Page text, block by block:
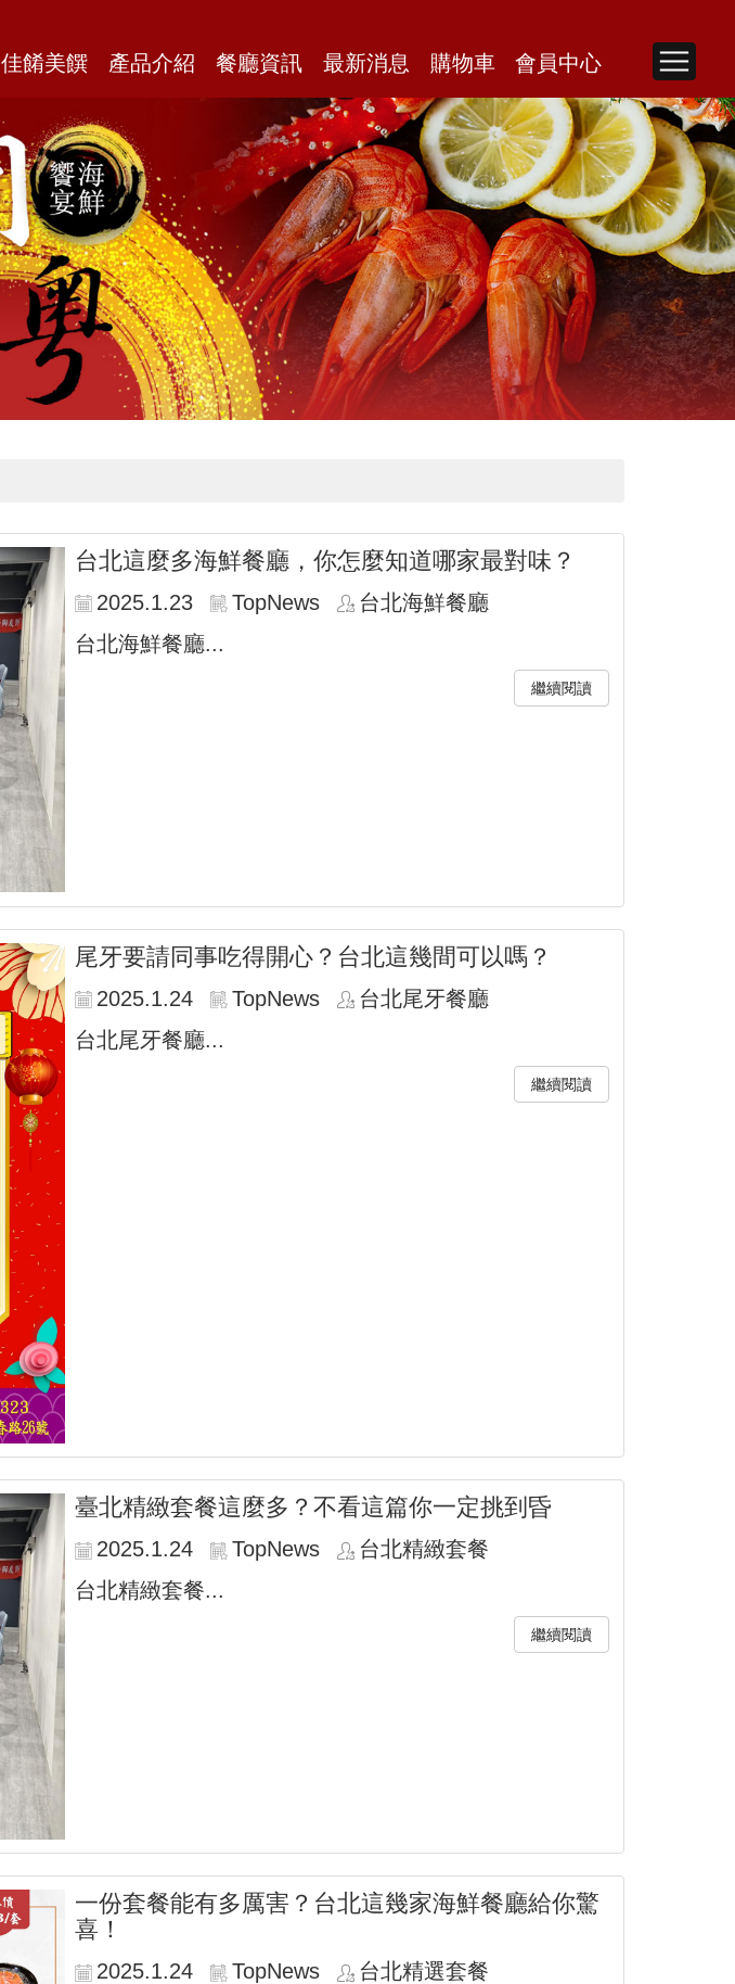
佳餚美饌 產品介紹 餐廳資訊 最新消息 購物車 會員中心
台北這麼多海鮮餐廳，你怎麼知道哪家最對味？
2025.1.23 TopNews
台北海鮮餐廳
台北海鮮餐廳...
繼續閱讀
尾牙要請同事吃得開心？台北這幾間可以嗎？
2025.1.24 TopNews
台北尾牙餐廳
台北尾牙餐廳...
繼續閱讀
臺北精緻套餐這麼多？不看這篇你一定挑到昏
2025.1.24 TopNews
台北精緻套餐
台北精緻套餐...
繼續閱讀
一份套餐能有多厲害？台北這幾家海鮮餐廳給你驚
喜！
2025.1.24 TopNews
台北精選套餐